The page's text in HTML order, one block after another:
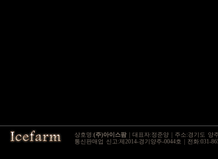
상호명:(주)아이스팜 | 대표자:정준양 | 주소:경기도 양
통신판매업 신고:제2014-경기양주-0044호 | 전화:031-